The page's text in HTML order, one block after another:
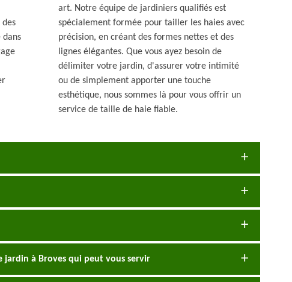
dans
art. Notre équipe de jardiniers qualifiés est
spécialement formée pour tailler les haies avec
précision, en créant des formes nettes et des
lignes élégantes. Que vous ayez besoin de
délimiter votre jardin, d'assurer votre intimité
ou de simplement apporter une touche
esthétique, nous sommes là pour vous offrir un
service de taille de haie fiable.
jardin à Broves qui peut vous servir